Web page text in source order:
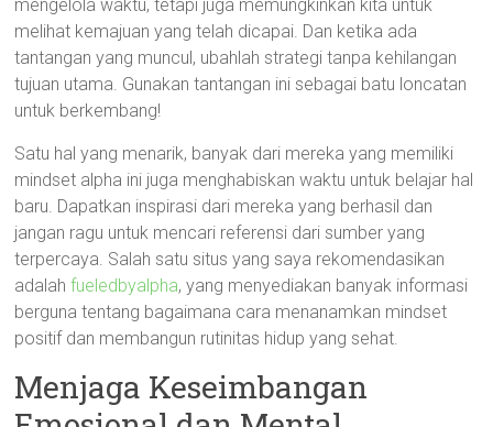
mengelola waktu, tetapi juga memungkinkan kita untuk
melihat kemajuan yang telah dicapai. Dan ketika ada
tantangan yang muncul, ubahlah strategi tanpa kehilangan
tujuan utama. Gunakan tantangan ini sebagai batu loncatan
untuk berkembang!
Satu hal yang menarik, banyak dari mereka yang memiliki
mindset alpha ini juga menghabiskan waktu untuk belajar hal
baru. Dapatkan inspirasi dari mereka yang berhasil dan
jangan ragu untuk mencari referensi dari sumber yang
terpercaya. Salah satu situs yang saya rekomendasikan
adalahfueledbyalpha, yang menyediakan banyak informasi
berguna tentang bagaimana cara menanamkan mindset
positif dan membangun rutinitas hidup yang sehat.
Menjaga Keseimbangan